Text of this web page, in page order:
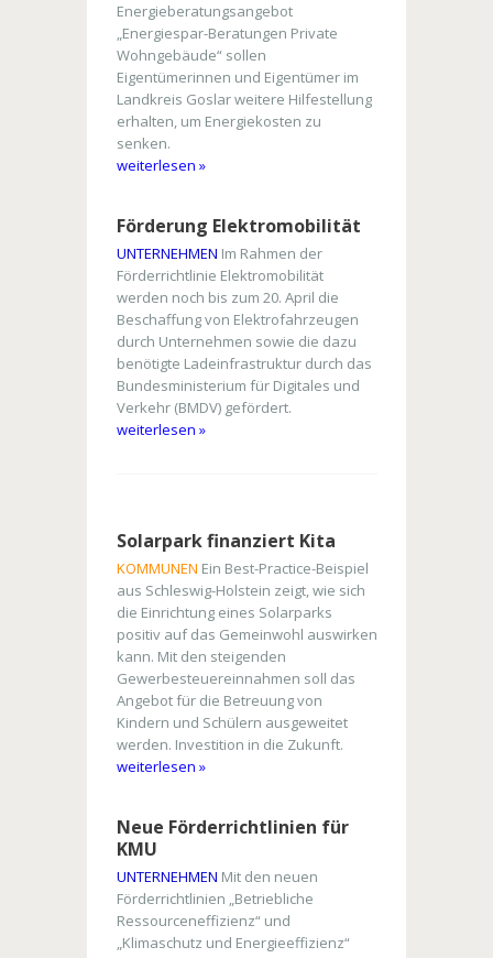
Energieberatungsangebot
„Energiespar-Beratungen Private
Wohngebäude“ sollen
Eigentümerinnen und Eigentümer im
Landkreis Goslar weitere Hilfestellung
erhalten, um Energiekosten zu
senken.
weiterlesen »
Förderung Elektromobilität
UNTERNEHMEN Im Rahmen der
Förderrichtlinie Elektromobilität
werden noch bis zum 20. April die
Beschaffung von Elektrofahrzeugen
durch Unternehmen sowie die dazu
benötigte Ladeinfrastruktur durch das
Bundesministerium für Digitales und
Verkehr (BMDV) gefördert.
weiterlesen »
Solarpark finanziert Kita
KOMMUNEN Ein Best-Practice-Beispiel
aus Schleswig-Holstein zeigt, wie sich
die Einrichtung eines Solarparks
positiv auf das Gemeinwohl auswirken
kann. Mit den steigenden
Gewerbesteuereinnahmen soll das
Angebot für die Betreuung von
Kindern und Schülern ausgeweitet
werden. Investition in die Zukunft.
weiterlesen »
Neue Förderrichtlinien für
KMU
UNTERNEHMEN Mit den neuen
Förderrichtlinien „Betriebliche
Ressourceneffizienz“ und
„Klimaschutz und Energieeffizienz“